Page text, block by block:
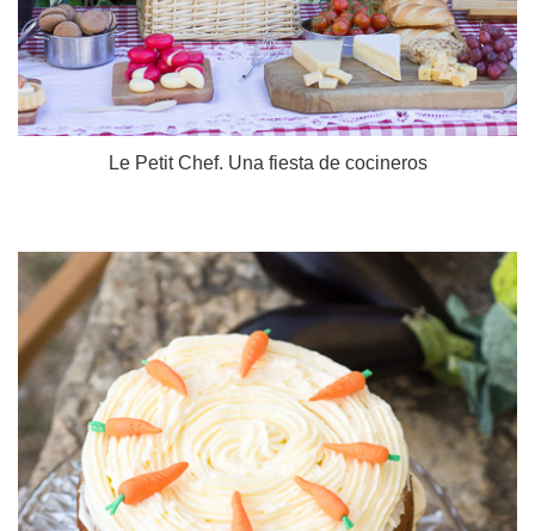
Le Petit Chef. Una fiesta de cocineros